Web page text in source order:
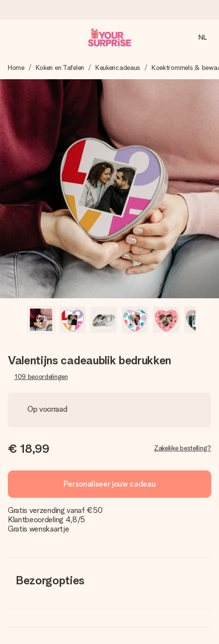
We maken jouw cadeau met zorg en zorgen dat het
razendsnel onderweg is - zodat jij kunt geven op precies
het juiste moment, wanneer het het meeste betekent.
4,8 (gebaseerd op +8.000 reviews)
Onze cadeaus worden gewaardeerd. Klanten beoordelen
ons met een 4,7 op Google Reviews
Gratis wenskaartje
Je maakt in een paar stappen iets unieks – met haar naam,
jullie foto of een boodschap die raakt. Zonder gedoe, maar
met alle aandacht voor het moment.
NL
Home Koken en Tafelen Keukencadeaus Koektrommels &
Valentijns cadeaublik bedrukken
109 beoordelingen
Op voorraad
€ 18,99 Zakelijke bestelling?
Personaliseer jouw cadeau
Gratis verzending vanaf €50
Klantbeoordeling 4,8/5
Gratis wenskaartje
Bezorgopties